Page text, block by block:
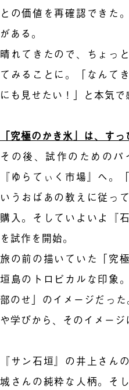
との価値を再確認できた
がある。
晴れてきたので、ちょっ
てみることに。「なんて
にも見せたい！」と本気で
「究極のかき氷」は、すっ
その後、試作のための
『ゆらてぃく市場』へ。
いうおばあの教えに従っ
購入。そしていよいよ『
を試作を開始。
旅の前の描いていた「究
垣島のトロピカルな印象
部のせ」のイメージだっ
や学びから、そのイメージ
『サン石垣』の井上さん
城さんの純粋な人柄。そ